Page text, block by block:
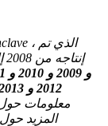
إنتاجه من 2008 إلى 2017 (تجميل في 2013).
2012 و 2013 و 2014 و 2015 و 2016 و 2017
معلومات
المزيد